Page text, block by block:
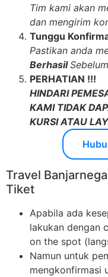
Tim kami akan
dan mengirim
Tunggu
Pastikan anda
Berhasil
PERHATIAN !!!
HINDARI
KAMI TIDAK
KURSI ATAU
Travel
Tiket
Apabila ada
lakukan dengan
on the spot
Namun untuk
mengkonfirmasi